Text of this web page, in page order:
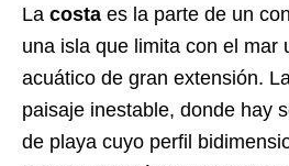
La costa es la parte de un
una isla que limita con el mar
acuático de gran extensión.
paisaje inestable, donde hay
de playa cuyo perfil